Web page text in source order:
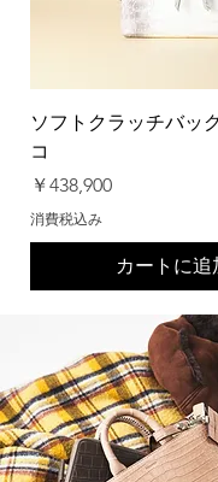
ソフトクラッチバッ
コ
価格
￥438,900
消費税込み
カートに追